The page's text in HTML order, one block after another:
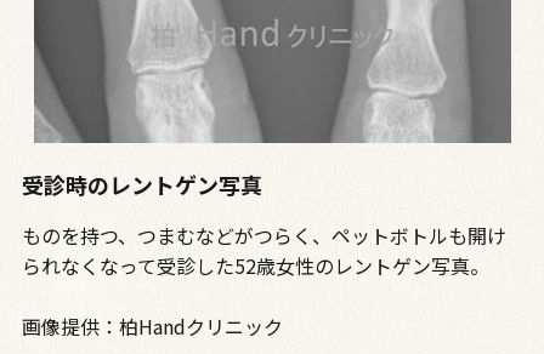
受診時のレントゲン写真
ものを持つ、つまむなどがつらく、ペットボトルも開け
られなくなって受診した52歳女性のレントゲン写真。
画像提供：柏Handクリニック